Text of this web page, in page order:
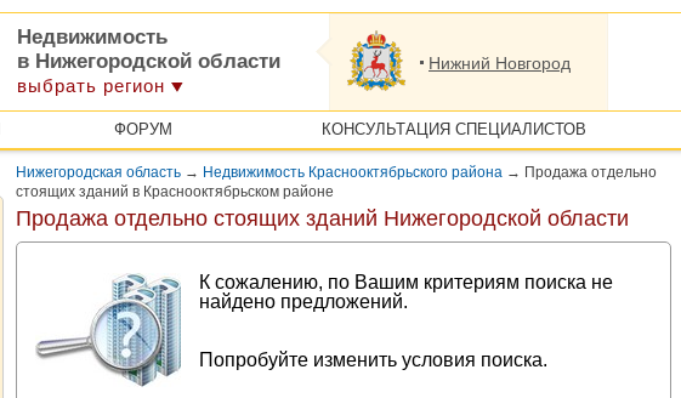
Недвижимость
в Нижегородской области
выбрать регион
Нижний Новгород
ФОРУМ КОНСУЛЬТАЦИЯ СПЕЦИАЛИСТОВ
Нижегородская область → Недвижимость Краснооктябрьского района → Продажа отдельно
стоящих зданий в Краснооктябрьском районе
Продажа отдельно стоящих зданий Нижегородской области
К сожалению, по Вашим критериям поиска не
найдено предложений.
Попробуйте изменить условия поиска.